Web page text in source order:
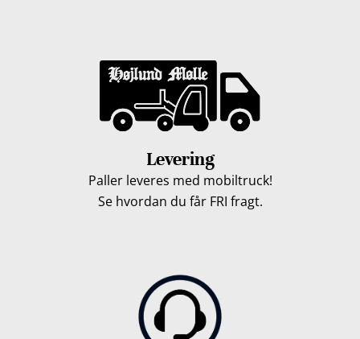
Levering
Paller leveres med mobiltruck!
Se hvordan du får FRI fragt.